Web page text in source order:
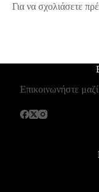
Για να σχολιάσετε
Επικοινωνήστε